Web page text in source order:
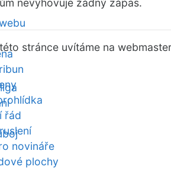
řád
novináře
plochy
nevyhovuje žádný zápas.
stránce uvítáme na webmaster